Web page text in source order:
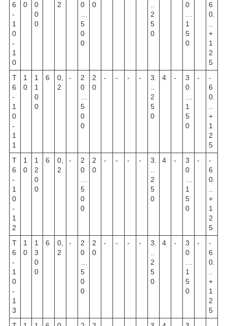
6
-
1
0
-
1
0
0
0
0
0
2
0
5
0
0
0
2
5
0
0
1
5
0
6
0.
+
1
2
5
Т
6
-
1
0
-
1
1
1
0
1
1
0
0
6
0,
2
-
2
0
5
0
0
2
0
- - - -
3.
2
5
0
4 -
3
0
1
5
0
-
-
6
0.
+
1
2
5
Т
6
-
1
0
-
1
2
1
0
1
2
0
0
6
0,
2
-
2
0
5
0
0
2
0
- - - -
3.
2
5
0
4 -
3
0
1
5
0
-
-
6
0.
+
1
2
5
Т
6
-
1
0
-
1
3
1
0
1
3
0
0
6
0,
2
-
2
0
5
0
0
2
0
- - - -
3.
2
5
0
4 -
3
0
1
5
0
-
-
6
0.
+
1
2
5